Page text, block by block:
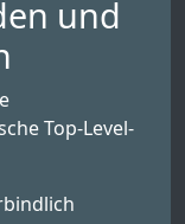
und
Top-Level-